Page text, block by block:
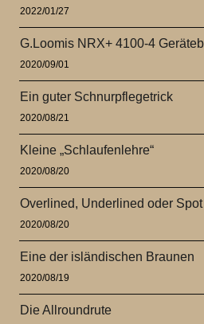
2022/01/27
G.Loomis NRX+ 4100-4
2020/09/01
Ein guter Schnurpflegetrick
2020/08/21
Kleine „Schlaufenlehre“
2020/08/20
Overlined, Underlined oder
2020/08/20
Eine der isländischen Braunen
2020/08/19
Die Allroundrute